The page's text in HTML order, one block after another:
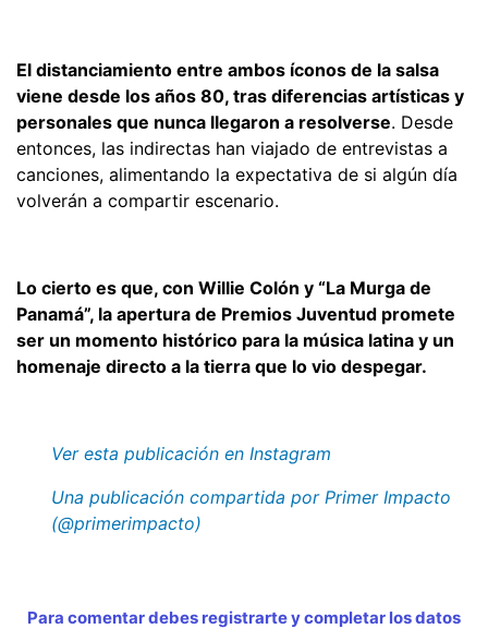
El distanciamiento entre ambos íconos de la salsa
viene desde los años 80, tras diferencias artísticas y
personales que nunca llegaron a resolverse. Desde
entonces, las indirectas han viajado de entrevistas a
canciones, alimentando la expectativa de si algún día
volverán a compartir escenario.
Lo cierto es que, con Willie Colón y “La Murga de
Panamá”, la apertura de Premios Juventud promete
ser un momento histórico para la música latina y un
homenaje directo a la tierra que lo vio despegar.
Ver esta publicación en Instagram
Una publicación compartida por Primer Impacto
(@primerimpacto)
Para comentar debes registrarte y completar los datos